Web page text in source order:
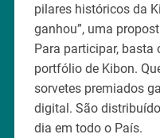
pilares históricos da
ganhou”, uma
Para participar, basta
portfólio de Kibon.
sorvetes premiados
digital. São
dia em todo o País.